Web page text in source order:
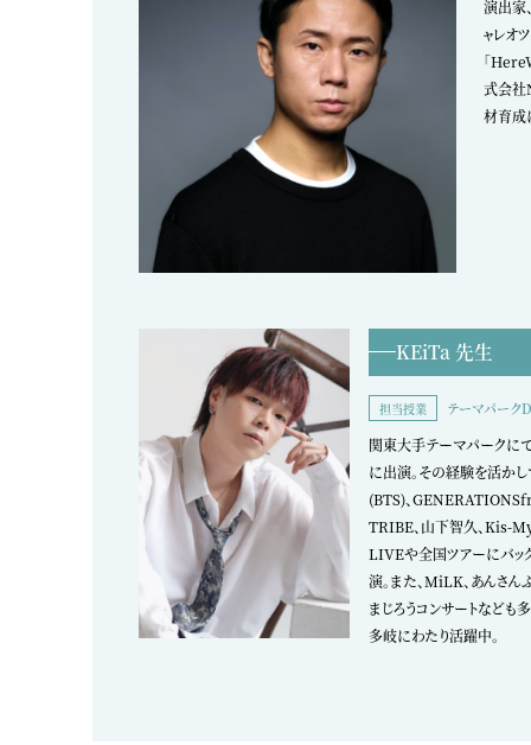
演出家
ャレオ
「
式会社
材育成
KEiTa 先生
担当授業 テーマパーク
関東大手テーマパークに
に出演。その経験を活か
(BTS)、
TRIBE、山下智久、Kis-
LIVEや全国ツアーにバッ
演。また、MiLK、あんさんぶ
まじろうコンサートなども
多岐にわたり活躍中。